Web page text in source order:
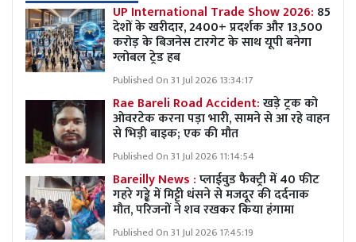
UP International Trade Show 2026: 85
देशों के खरीदार, 2400+ प्रदर्शक और 13,500
करोड़ के बिजनेस टारगेट के साथ यूपी बनेगा
ग्लोबल ट्रेड हब
Published On 31 Jul 2026 13:34:17
Rae Bareli Road Accident:खड़े ट्रक को
ओवरटेक करना पड़ा भारी, सामने से आ रहे वाहन
से भिड़ी बाइक; एक की मौत
Published On 31 Jul 2026 11:14:54
Bareilly News :प्लाईवुड फैक्ट्री में 40 फीट
गहरे गड्ढे में मिट्टी धंसने से मजदूर की दर्दनाक
मौत, परिजनों ने शव रखकर किया हंगामा
Published On 31 Jul 2026 17:45:19